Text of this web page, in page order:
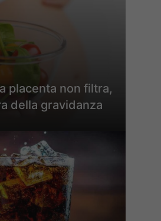
placenta non filtra,
della gravidanza